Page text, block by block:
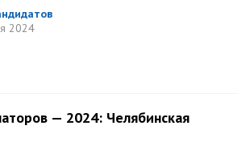
2024
— 2024: Челябинская